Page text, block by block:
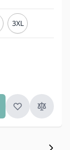
3XL